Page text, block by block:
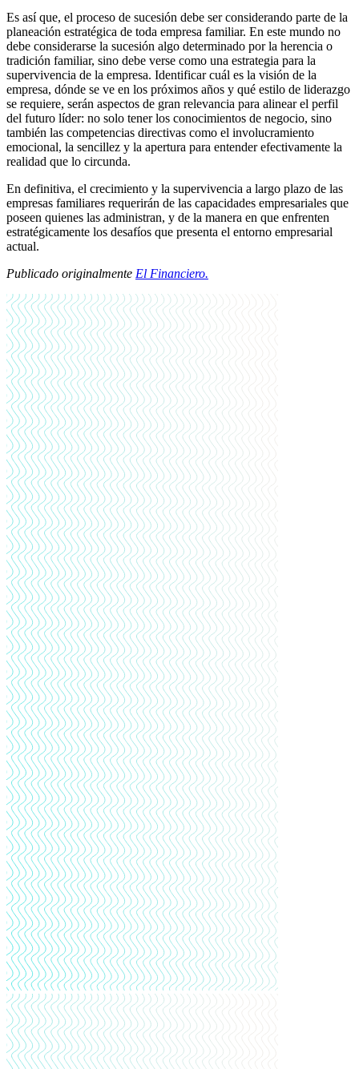
Es así que, el proceso de sucesión debe ser considerando parte de la
planeación estratégica de toda empresa familiar. En este mundo no
debe considerarse la sucesión algo determinado por la herencia o
tradición familiar, sino debe verse como una estrategia para la
supervivencia de la empresa. Identificar cuál es la visión de la
empresa, dónde se ve en los próximos años y qué estilo de liderazgo
se requiere, serán aspectos de gran relevancia para alinear el perfil
del futuro líder: no solo tener los conocimientos de negocio, sino
también las competencias directivas como el involucramiento
emocional, la sencillez y la apertura para entender efectivamente la
realidad que lo circunda.
En definitiva, el crecimiento y la supervivencia a largo plazo de las
empresas familiares requerirán de las capacidades empresariales que
poseen quienes las administran, y de la manera en que enfrenten
estratégicamente los desafíos que presenta el entorno empresarial
actual.
Publicado originalmente El Financiero.